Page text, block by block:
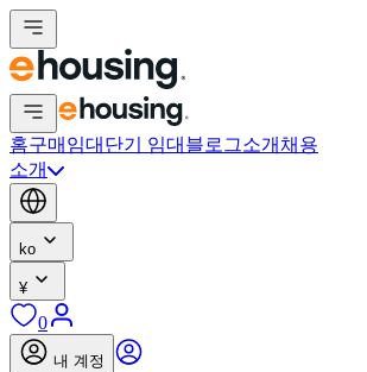
홈구매 임대 단기 임대 블로그소개 채용
소개
ko
¥
0
내 계정